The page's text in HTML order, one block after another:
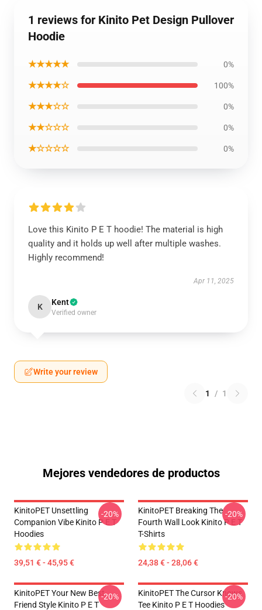
1 reviews for Kinito Pet Design Pullover
Hoodie
★★★★★ 0%
★★★★☆ 100%
★★★☆☆ 0%
★★☆☆☆ 0%
★☆☆☆☆ 0%
Love this Kinito P E T hoodie! The material is high
quality and it holds up well after multiple washes.
Highly recommend!
Apr 11, 2025
K Kent
Verified owner
Write your review
1 / 1
Mejores vendedores de productos
KinitoPET Unsettling
Companion Vibe Kinito P E T
Hoodies
39,51 € - 45,95 €
-20%
KinitoPET Breaking The
Fourth Wall Look Kinito P E T
T-Shirts
24,38 € - 28,06 €
-20%
KinitoPET Your New Best
Friend Style Kinito P E T
-20%
KinitoPET The Cursor Knows
Tee Kinito P E T Hoodies
-20%